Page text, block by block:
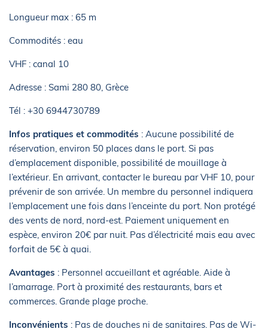
Longueur max : 65 m
Commodités : eau
VHF : canal 10
Adresse : Sami 280 80, Grèce
Tél : +30 6944730789
Infos pratiques et commodités : Aucune possibilité de
réservation, environ 50 places dans le port. Si pas
d’emplacement disponible, possibilité de mouillage à
l’extérieur. En arrivant, contacter le bureau par VHF 10, pour
prévenir de son arrivée. Un membre du personnel indiquera
l’emplacement une fois dans l’enceinte du port. Non protégé
des vents de nord, nord-est. Paiement uniquement en
espèce, environ 20€ par nuit. Pas d’électricité mais eau avec
forfait de 5€ à quai.
Avantages : Personnel accueillant et agréable. Aide à
l’amarrage. Port à proximité des restaurants, bars et
commerces. Grande plage proche.
Inconvénients : Pas de douches ni de sanitaires. Pas de Wi-